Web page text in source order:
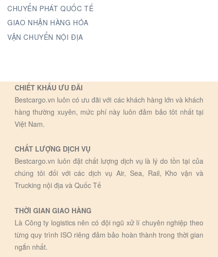
CHUYỂN PHÁT QUỐC TẾ
GIAO NHẬN HÀNG HÓA
VẬN CHUYỂN NỘI ĐỊA
CHIẾT KHẤU ƯU ĐÃI
Bestcargo.vn luôn có ưu đãi với các khách hàng lớn và khách
hàng thường xuyên, mức phí này luôn đảm bảo tôt nhất tại
Việt Nam.
CHẤT LƯỢNG DỊCH VỤ
Bestcargo.vn luôn đặt chất lượng dịch vụ là lý do tồn tại của
chúng tôi đối với các dịch vụ Air, Sea, Rail, Kho vận và
Trucking nội địa và Quốc Tế
THỜI GIAN GIAO HÀNG
Là Công ty logistics nên có đội ngũ xử lí chuyên nghiệp theo
từng quy trình ISO riêng đảm bảo hoàn thành trong thời gian
ngắn nhất.